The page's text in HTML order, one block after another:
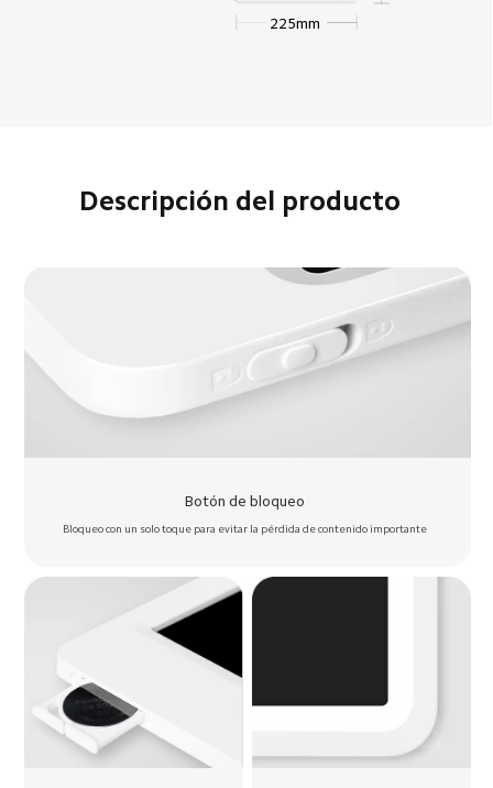
225mm
Descripción del producto
Botón de bloqueo
Bloqueo con un solo toque para evitar la pérdida de contenido importante